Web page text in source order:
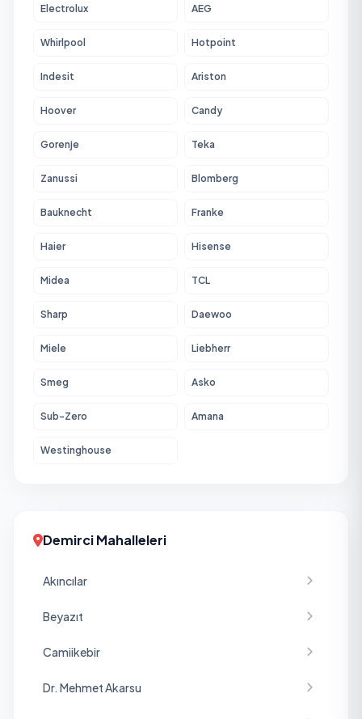
Electrolux AEG
Whirlpool Hotpoint
Indesit Ariston
Hoover Candy
Gorenje Teka
Zanussi Blomberg
Bauknecht Franke
Haier Hisense
Midea TCL
Sharp Daewoo
Miele Liebherr
Smeg Asko
Sub-Zero Amana
Westinghouse
Demirci Mahalleleri
Akıncılar
Beyazıt
Camiikebir
Dr. Mehmet Akarsu